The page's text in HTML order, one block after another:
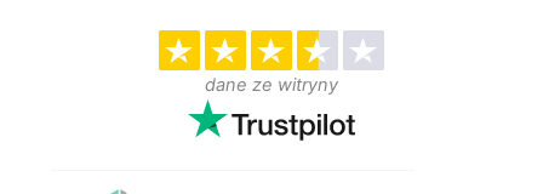
dane ze witryny